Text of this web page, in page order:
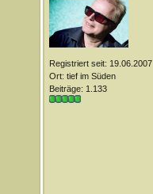
Registriert seit: 19.06.2007
Ort: tief im Süden
Beiträge: 1.133